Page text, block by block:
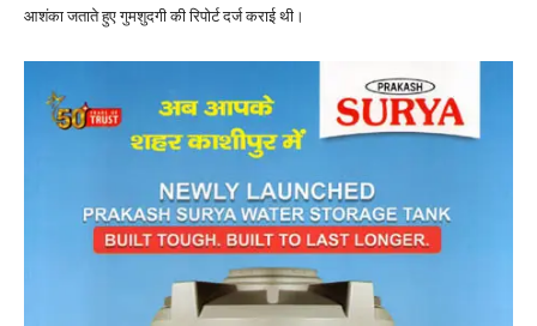
आशंका जताते हुए गुमशुदगी की रिपोर्ट दर्ज कराई थी।